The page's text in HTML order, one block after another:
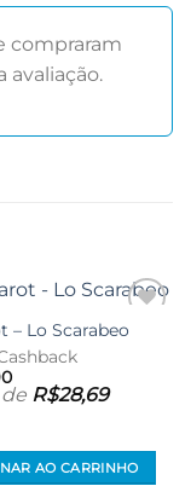
compraram
Adicionar
– Lo Scarabeo
de R$28,69
AO CARRINHO